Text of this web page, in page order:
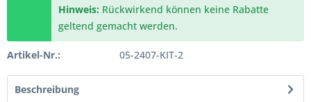
Hinweis: Rückwirkend können keine Rabatte
geltend gemacht werden.
Artikel-Nr.: 05-2407-KIT-2
Beschreibung